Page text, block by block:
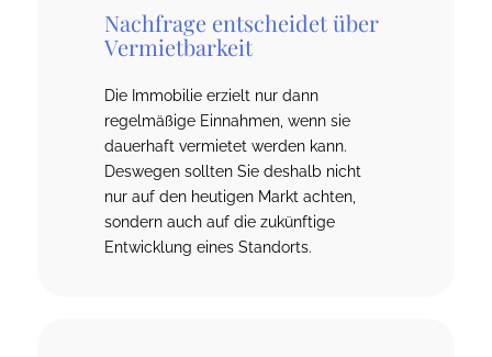
Nachfrage entscheidet über
Vermietbarkeit
Die Immobilie erzielt nur dann
regelmäßige Einnahmen, wenn sie
dauerhaft vermietet werden kann.
Deswegen sollten Sie deshalb nicht
nur auf den heutigen Markt achten,
sondern auch auf die zukünftige
Entwicklung eines Standorts.